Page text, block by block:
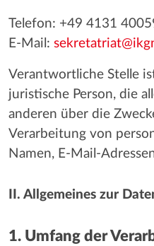
Telefon: +49 4131
E-Mail:
Verantwortliche Stelle
juristische Person, die
anderen über die
Verarbeitung von
Namen, E-Mail-
II. Allgemeines zur
1. Umfang der